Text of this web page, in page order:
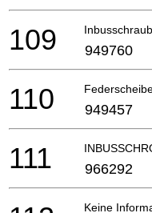
109 949760
110 949457
111 966292
Keine